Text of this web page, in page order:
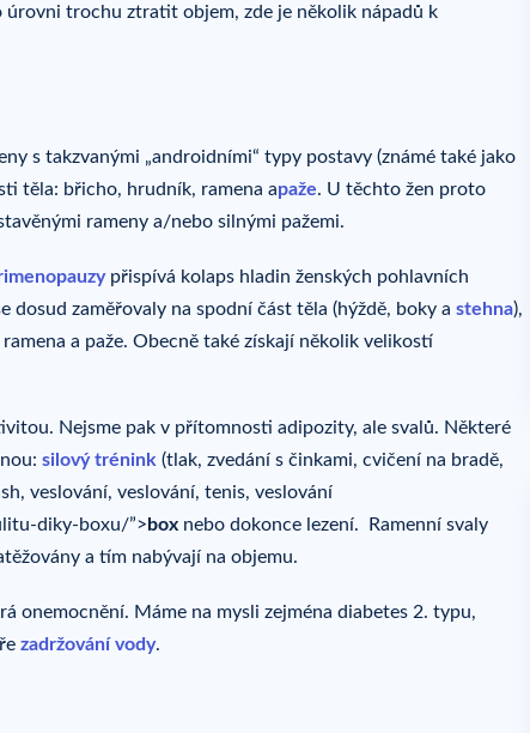
úrovni trochu ztratit objem, zde je několik nápadů k
s takzvanými „androidními“ typy postavy (známé také jako
těla: břicho, hrudník, ramena apaže. U těchto žen proto
rameny a/nebo silnými pažemi.
přispívá kolaps hladin ženských pohlavních
dosud zaměřovaly na spodní část těla (hýždě, boky a stehna),
ramena a paže. Obecně také získají několik velikostí
Nejsme pak v přítomnosti adipozity, ale svalů. Některé
silový trénink (tlak, zvedání s činkami, cvičení na bradě,
veslování, veslování, tenis, veslování
diky-boxu/”> box nebo dokonce lezení. Ramenní svaly
a tím nabývají na objemu.
Máme na mysli zejména diabetes 2. typu,
zadržování vody.